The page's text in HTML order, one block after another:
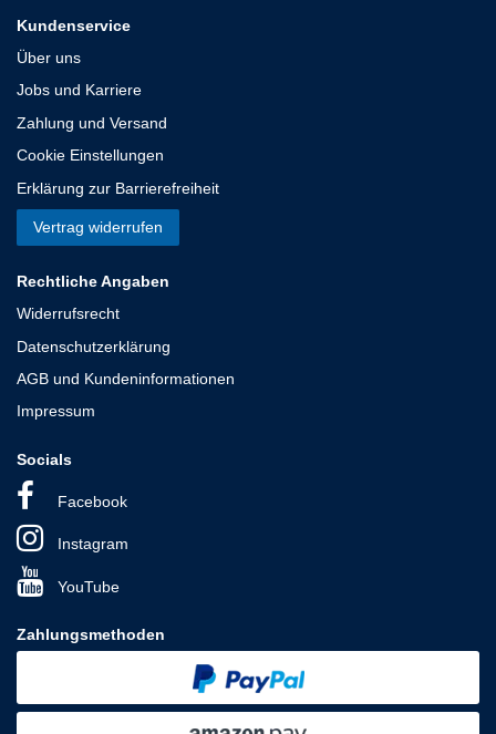
Kundenservice
Über uns
Jobs und Karriere
Zahlung und Versand
Cookie Einstellungen
Erklärung zur Barrierefreiheit
Vertrag widerrufen
Rechtliche Angaben
Widerrufsrecht
Datenschutzerklärung
AGB und Kundeninformationen
Impressum
Socials
Facebook
Instagram
YouTube
Zahlungsmethoden